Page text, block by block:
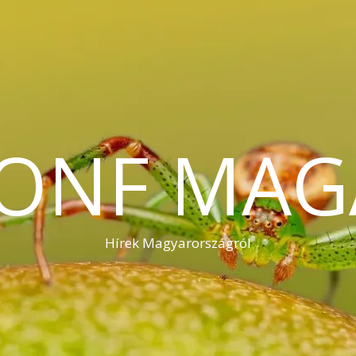
Hírek Magyarországról